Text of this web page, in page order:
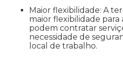
Maior flexibilidade: A terceirização oferece
maior flexibilidade para
podem contratar
necessidade de
local de trabalho.